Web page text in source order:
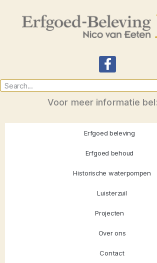
Voor meer informatie
Erfgoed beleving
Erfgoed behoud
Historische waterpompen
Luisterzuil
Projecten
Over ons
Contact